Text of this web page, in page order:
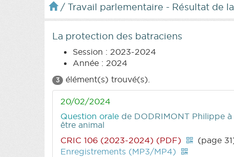
/ Travail parlementaire - Résultat de
La protection des batraciens
Session : 2023-2024
Année : 2024
3 élément(s) trouvé(s).
20/02/2024
Question orale de DODRIMONT Philippe à
être animal
CRIC 106 (2023-2024) (PDF)
(page
Enregistrements (MP3/MP4)